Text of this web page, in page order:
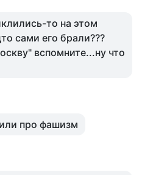
то на этом
сами его брали???
вспомните...ну что
про фашизм